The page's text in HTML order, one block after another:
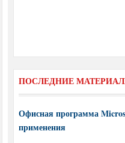
ПОСЛЕДНИЕ
Офисная программа
применения